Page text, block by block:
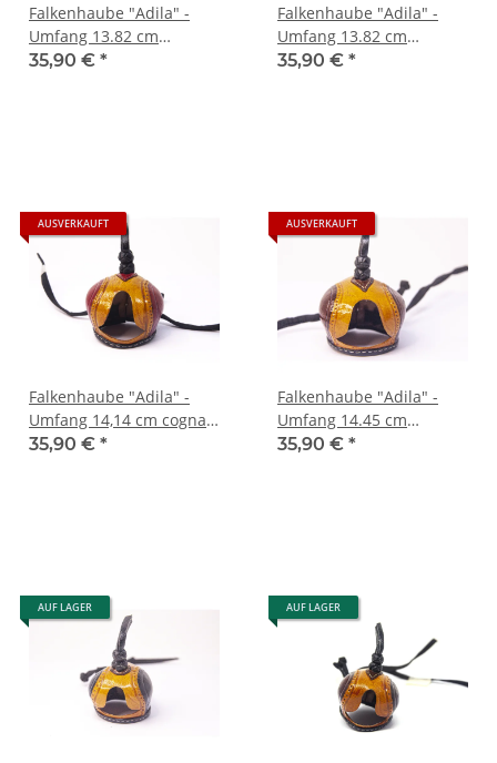
Falkenhaube "Adila" -
Umfang 13.82 cm
braun/cognac
35,90 € *
Falkenhaube "Adila" -
Umfang 13.82 cm
braun/cognac
35,90 € *
AUSVERKAUFT
Falkenhaube "Adila" -
Umfang 14,14 cm cognac-
rot
35,90 € *
AUSVERKAUFT
Falkenhaube "Adila" -
Umfang 14.45 cm
braun/cognac
35,90 € *
AUF LAGER AUF LAGER